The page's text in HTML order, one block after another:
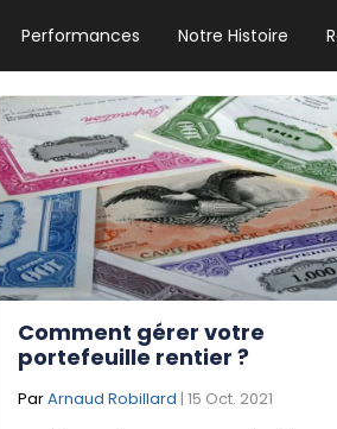
Performances Notre Histoire
NEWSLETTER HEBDO
Les news crypto dont vous avez
GUIDE CRYPTO STRADOJI
Le guide ultime pour débuter dans
cryptomonnaies
Comment gérer votre
portefeuille rentier ?
ParArnaud Robillard | 15 Oct. 2021